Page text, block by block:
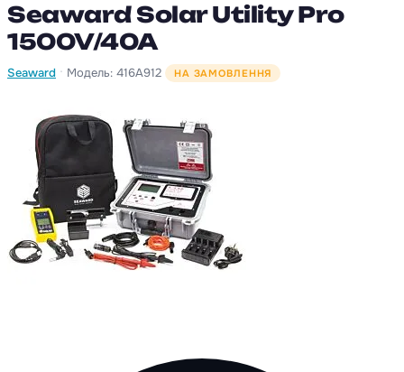
Seaward Solar Utility Pro
1500V/40A
Seaward · Модель: 416A912 НА ЗАМОВЛЕННЯ